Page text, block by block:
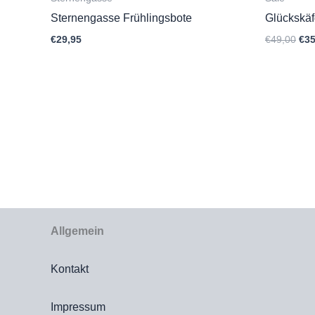
Sternengasse Frühlingsbote
€29,95 €49,00 €
Allgemein
Kontakt
Impressum